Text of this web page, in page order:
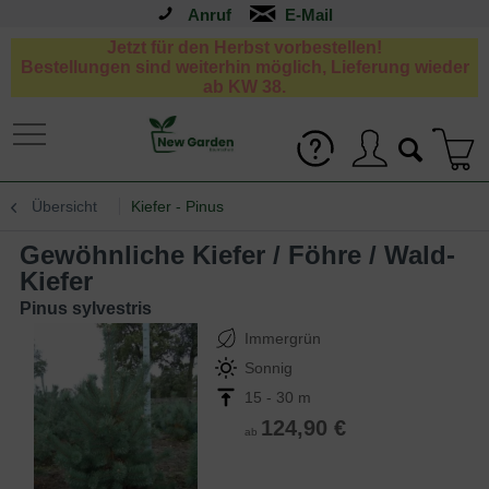
Anruf
Jetzt für den Herbst vorbestellen!
Bestellungen sind weiterhin möglich, Lieferung wieder
ab KW 38.
Übersicht Kiefer - Pinus
Gewöhnliche Kiefer / Föhre / Wald-
Kiefer
Pinus sylvestris
Immergrün
Sonnig
15 - 30 m
ab 124,90 €